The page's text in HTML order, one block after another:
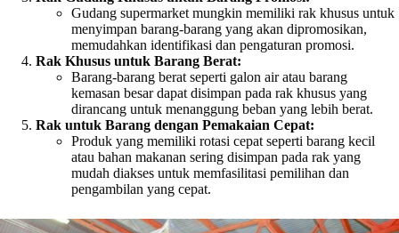
Gudang supermarket mungkin memiliki rak khusus untuk
menyimpan barang-barang yang akan dipromosikan,
memudahkan identifikasi dan pengaturan promosi.
Rak Khusus untuk Barang Berat:
Barang-barang berat seperti galon air atau barang
kemasan besar dapat disimpan pada rak khusus yang
dirancang untuk menanggung beban yang lebih berat.
Rak untuk Barang dengan Pemakaian Cepat:
Produk yang memiliki rotasi cepat seperti barang kecil
atau bahan makanan sering disimpan pada rak yang
mudah diakses untuk memfasilitasi pemilihan dan
pengambilan yang cepat.